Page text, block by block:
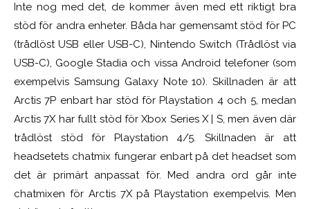
Inte nog med det, de kommer även med ett riktigt bra
stöd för andra enheter. Båda har gemensamt stöd för PC
(trådlöst USB eller USB-C), Nintendo Switch (Trådlöst via
USB-C), Google Stadia och vissa Android telefoner (som
exempelvis Samsung Galaxy Note 10). Skillnaden är att
Arctis 7P enbart har stöd för Playstation 4 och 5, medan
Arctis 7X har fullt stöd för Xbox Series X | S, men även där
trådlöst stöd för Playstation 4/5. Skillnaden är att
headsetets chatmix fungerar enbart på det headset som
det är primärt anpassat för. Med andra ord går inte
chatmixen för Arctis 7X på Playstation exempelvis. Men